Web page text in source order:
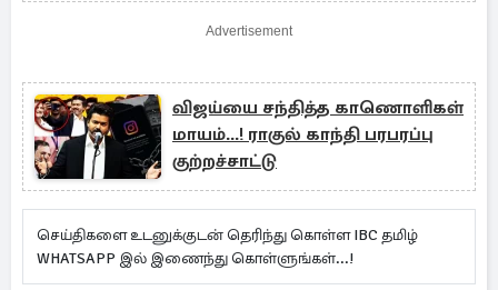
Advertisement
விஜய்யை சந்தித்த காணொளிகள்
மாயம்...! ராகுல் காந்தி பரபரப்பு
குற்றச்சாட்டு
செய்திகளை உடனுக்குடன் தெரிந்து கொள்ள IBC தமிழ்
WHATSAPP இல் இணைந்து கொள்ளுங்கள்...!